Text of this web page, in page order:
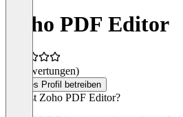
Zoho PDF Editor
(0 Bewertungen)
Dieses Profil betreiben
Was ist Zoho PDF Editor?